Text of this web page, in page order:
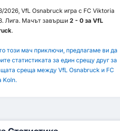
2026, VfL Osnabruck игра с FC Viktoria
Лига. Мачът завърши2 - 0 за VfL
.
този мач приключи, предлагаме ви да
статистиката за един срещу друг за
среща между VfL Osnabruck и FC
Koln.